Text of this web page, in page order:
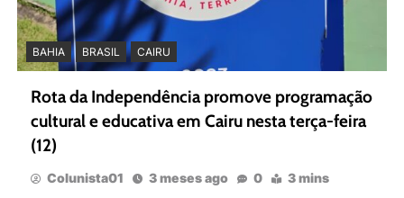
BAHIA BRASIL CAIRU
Rota da Independência promove programação
cultural e educativa em Cairu nesta terça-feira
(12)
Colunista01 3 meses ago 0 3 mins